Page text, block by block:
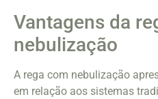
Vantagens da
nebulização
A rega com nebulização
em relação aos sistemas